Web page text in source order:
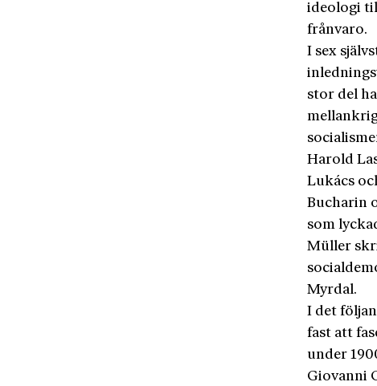
ideologi
frånvaro.
I sex
stor del
Harold
Lukács
Bucharin
som
Müller
Myrdal.
I det
fast att
under
Giovanni